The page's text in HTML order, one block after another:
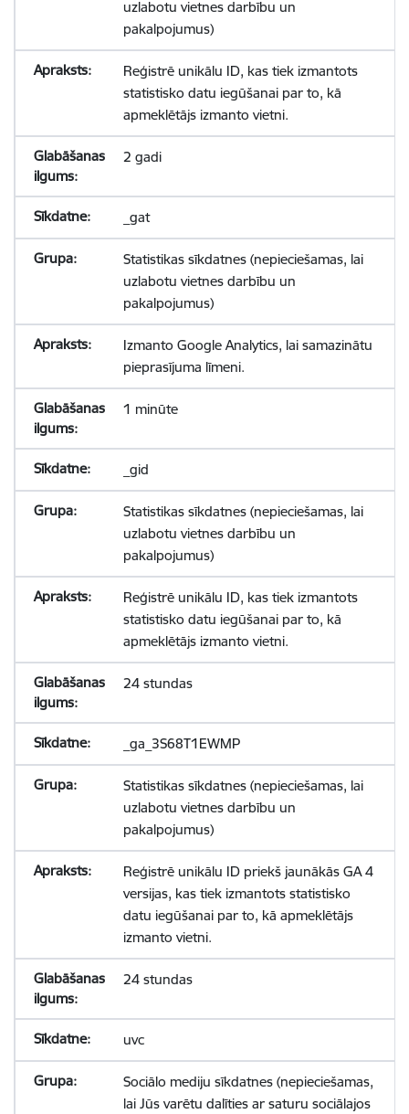
uzlabotu vietnes darbību un
pakalpojumus)
Reģistrē unikālu ID, kas tiek izmantots
statistisko datu iegūšanai par to, kā
apmeklētājs izmanto vietni.
2 gadi
_gat
Statistikas sīkdatnes (nepieciešamas, lai
uzlabotu vietnes darbību un
pakalpojumus)
Izmanto Google Analytics, lai samazinātu
pieprasījuma līmeni.
1 minūte
_gid
Statistikas sīkdatnes (nepieciešamas, lai
uzlabotu vietnes darbību un
pakalpojumus)
Reģistrē unikālu ID, kas tiek izmantots
statistisko datu iegūšanai par to, kā
apmeklētājs izmanto vietni.
24 stundas
_ga_3S68T1EWMP
Statistikas sīkdatnes (nepieciešamas, lai
uzlabotu vietnes darbību un
pakalpojumus)
Reģistrē unikālu ID priekš jaunākās GA 4
versijas, kas tiek izmantots statistisko
datu iegūšanai par to, kā apmeklētājs
izmanto vietni.
24 stundas
uvc
Sociālo mediju sīkdatnes (nepieciešamas,
lai Jūs varētu dalīties ar saturu sociālajos